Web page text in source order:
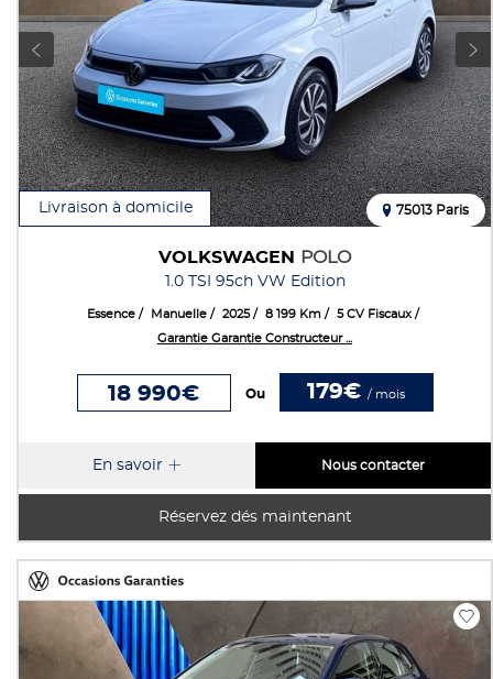
Livraison à domicile
VOLKSWAGEN POLO
1.0 TSI 95ch VW Edition
75013 Paris
Essence Manuelle 2025 8 199 Km
5 CV Fiscaux
Garantie Garantie Constructeur ...
18 990€ Ou 179€ / mois
Réservez dés maintenant
En savoir Nous contacter